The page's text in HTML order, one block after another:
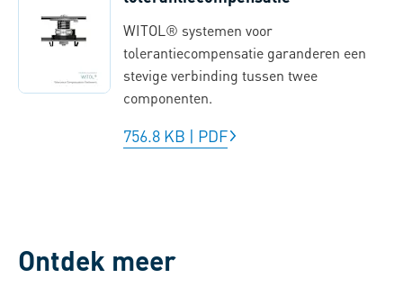
WITOL® systemen voor
tolerantiecompensatie garanderen een
stevige verbinding tussen twee
componenten.
756.8 KB | PDF
Ontdek meer